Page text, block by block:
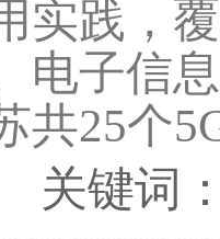
实践，
电子信
共25个
关键词：